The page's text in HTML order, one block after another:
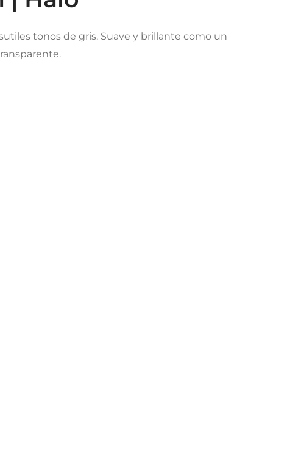
tonos de gris. Suave y brillante como un